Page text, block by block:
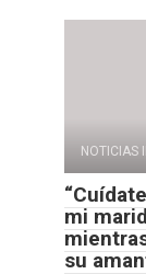
NOTICIAS
mi
su